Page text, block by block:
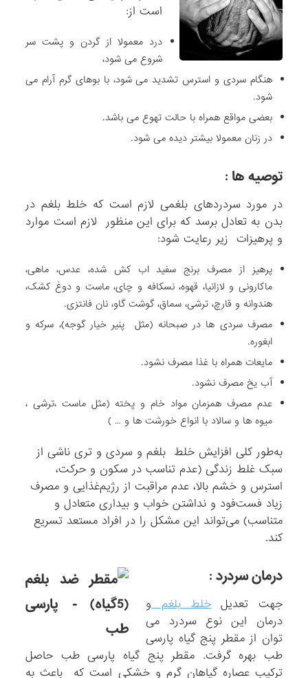
است از:
درد معمولا از گردن و پشت سر
شروع می شود،
هنگام سردی و استرس تشدید می شود، با بوهای گرم آرام می
شود.
بعضی مواقع همراه با حالت تهوع می باشد.
در زنان معمولا بیشتر دیده می شود.
توصیه ها :
در مورد سردردهای بلغمی لازم است که خلط بلغم در
بدن به تعادل برسد که برای این منظور لازم است موارد
و پرهیزات زیر رعایت شود:
پرهیز از مصرف برنج سفید اب کش شده، عدس، ماهی،
ماکارونی و لازانیا، قهوه، نسکافه و چای، ماست و دوغ کشک،
هندوانه و قارچ، ترشی، سماق، گوشت گاو، نان فانتزی.
مصرف سردی ها در صبحانه (مثل پنیر خیار گوجه)، سرکه و
ابغوره.
مایعات همراه با غذا مصرف نشود.
آب یخ مصرف نشود.
عدم مصرف همزمان مواد خام و پخته (مثل ماست ،ترشی ،
میوه ها و سالاد با انواع خورشت ها و … )
به‌طور کلی افزایش خلط بلغم و سردی و تری ناشی از
سبک غلط زندگی (عدم تناسب در سکون و حرکت،
استرس و خشم بالا، عدم مراقبت از رژیم‌غذایی و مصرف
زیاد فست‌فود و نداشتن خواب و بیداری متعادل و
متناسب) می‌تواند این مشکل را در افراد مستعد تسریع
کند.
درمان سردرد :
جهت تعدیل خلط بلغمو
درمان این نوع سردرد می
توان از مقطر پنج گیاه پارسی
طب بهره گرفت. مقطر پنج گیاه پارسی طب حاصل
ترکیب عصاره گیاهان گرم و خشکی است که باعث به